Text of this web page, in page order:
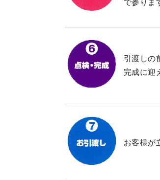
で参りま
引渡しの
完成に迎
お客様が